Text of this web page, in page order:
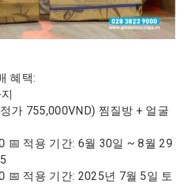
혜택:
가 755,000VND) 찜질방 + 얼굴
📅 적용 기간: 6월 30일 ~ 8월 29
📅 적용 기간: 2025년 7월 5일 토